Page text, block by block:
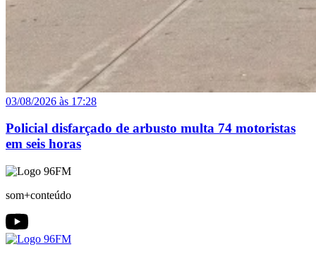
03/08/2026 às 17:28
Policial disfarçado de arbusto multa 74 motoristas
em seis horas
som+conteúdo